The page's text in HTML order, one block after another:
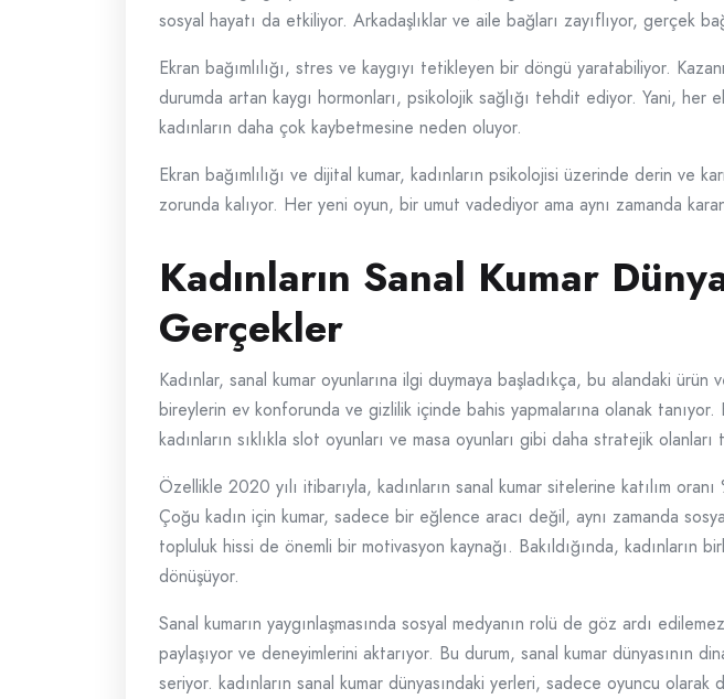
sosyal hayatı da etkiliyor. Arkadaşlıklar ve aile bağları zayıflıyor, gerçek
Ekran bağımlılığı, stres ve kaygıyı tetikleyen bir döngü yaratabiliyor.
durumda artan kaygı hormonları, psikolojik sağlığı tehdit ediyor. Yani, her
kadınların daha çok kaybetmesine neden oluyor.
Ekran bağımlılığı ve dijital kumar, kadınların psikolojisi üzerinde derin ve
zorunda kalıyor. Her yeni oyun, bir umut vadediyor ama aynı zamanda
Kadınların Sanal Kumar
Gerçekler
Kadınlar, sanal kumar oyunlarına ilgi duymaya başladıkça, bu alandaki
bireylerin ev konforunda ve gizlilik içinde bahis yapmalarına olanak
kadınların sıklıkla slot oyunları ve masa oyunları gibi daha stratejik
Özellikle 2020 yılı itibarıyla, kadınların sanal kumar sitelerine katılım
Çoğu kadın için kumar, sadece bir eğlence aracı değil, aynı zamanda
topluluk hissi de önemli bir motivasyon kaynağı. Bakıldığında, kadınların
dönüşüyor.
Sanal kumarın yaygınlaşmasında sosyal medyanın rolü de göz ardı
paylaşıyor ve deneyimlerini aktarıyor. Bu durum, sanal kumar dünyasının
seriyor. kadınların sanal kumar dünyasındaki yerleri, sadece oyuncu